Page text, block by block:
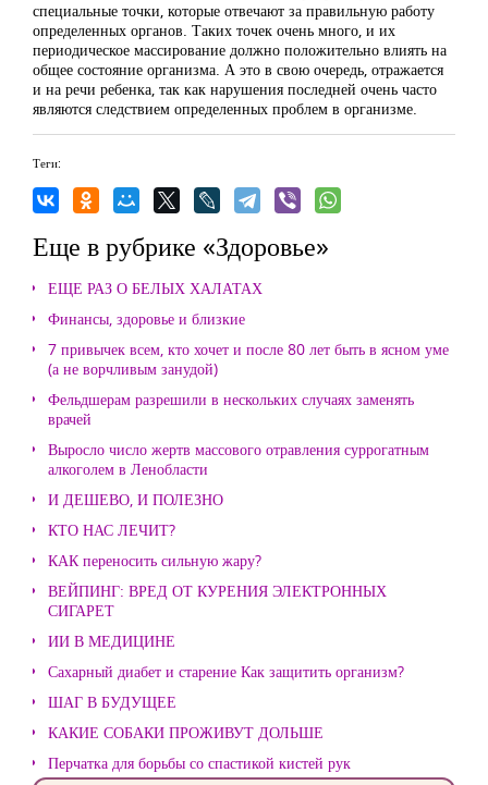
специальные точки, которые отвечают за правильную работу
определенных органов. Таких точек очень много, и их
периодическое массирование должно положительно влиять на
общее состояние организма. А это в свою очередь, отражается
и на речи ребенка, так как нарушения последней очень часто
являются следствием определенных проблем в организме.
Теги:
Еще в рубрике «Здоровье»
ЕЩЕ РАЗ О БЕЛЫХ ХАЛАТАХ
Финансы, здоровье и близкие
7 привычек всем, кто хочет и после 80 лет быть в ясном уме
(а не ворчливым занудой)
Фельдшерам разрешили в нескольких случаях заменять
врачей
Выросло число жертв массового отравления суррогатным
алкоголем в Ленобласти
И ДЕШЕВО, И ПОЛЕЗНО
КТО НАС ЛЕЧИТ?
КАК переносить сильную жару?
ВЕЙПИНГ: ВРЕД ОТ КУРЕНИЯ ЭЛЕКТРОННЫХ
СИГАРЕТ
ИИ В МЕДИЦИНЕ
Сахарный диабет и старение Как защитить организм?
ШАГ В БУДУЩЕЕ
КАКИЕ СОБАКИ ПРОЖИВУТ ДОЛЬШЕ
Перчатка для борьбы со спастикой кистей рук